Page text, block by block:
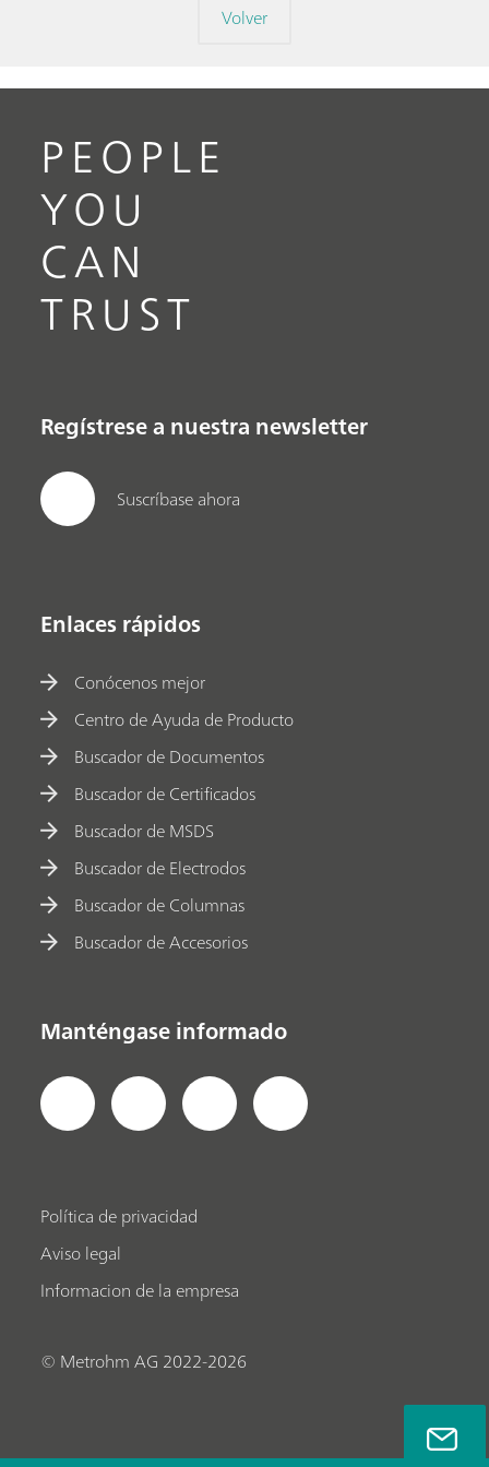
Volver
PEOPLE
YOU
CAN
TRUST
Regístrese a nuestra newsletter
Suscríbase ahora
Enlaces rápidos
Conócenos mejor
Centro de Ayuda de Producto
Buscador de Documentos
Buscador de Certificados
Buscador de MSDS
Buscador de Electrodos
Buscador de Columnas
Buscador de Accesorios
Manténgase informado
Política de privacidad
Aviso legal
Informacion de la empresa
© Metrohm AG 2022-2026